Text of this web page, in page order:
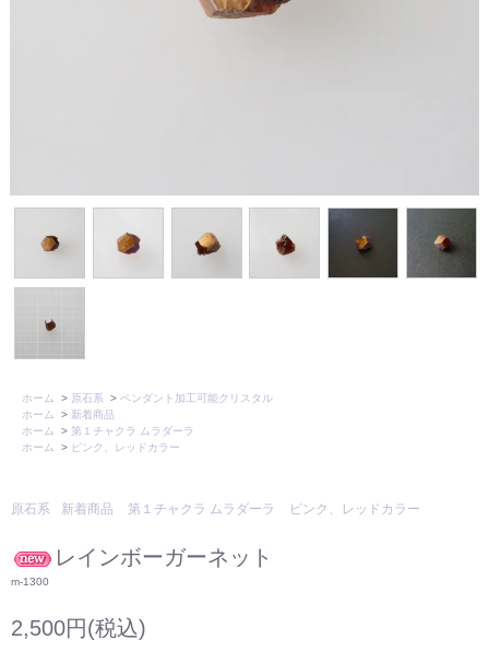
ホーム > 原石系 > ペンダント加工可能クリスタル
ホーム
> 新着商品
ホーム
> 第１チャクラ ムラダーラ
ホーム
> ピンク、レッドカラー
原石系 新着商品 第１チャクラ ムラダーラ ピンク、レッドカラー
レインボーガーネット
m-1300
2,500円(税込)